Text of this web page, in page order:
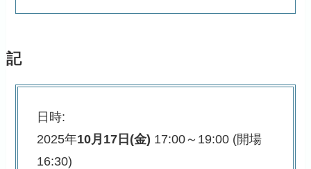
記
日時:
2025年10月17日(金) 17:00～19:00 (開場
16:30)